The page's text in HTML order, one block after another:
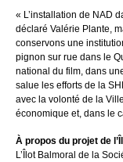
« L’installation de NAD
déclaré Valérie Plante,
conservons une
pignon sur rue dans le
national du film, dans
salue les efforts de la
avec la volonté de la
économique et, dans le
À propos du projet de
L’Îlot Balmoral de la